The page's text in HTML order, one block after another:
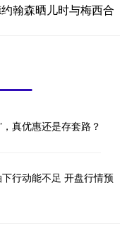
翰森晒儿时与梅西合
真优惠还是存套路？
行动能不足 开盘行情预